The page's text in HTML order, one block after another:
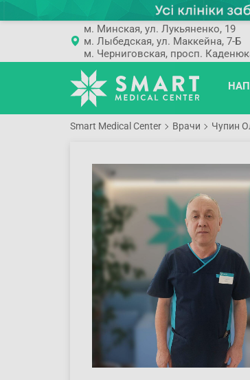
м. Минская, ул. Лукьяненко, 19
м. Лыбедская, ул. Маккейна, 7-Б
м. Черниговская, просп.
Smart Medical Center Врачи Чупин